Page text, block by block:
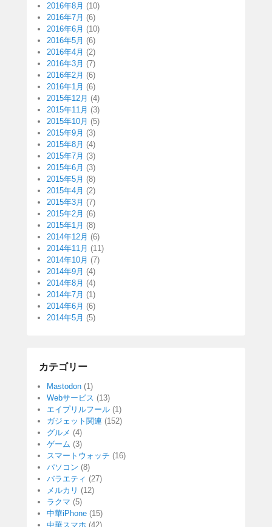
2016年8月 (10)
2016年7月 (6)
2016年6月 (10)
2016年5月 (6)
2016年4月 (2)
2016年3月 (7)
2016年2月 (6)
2016年1月 (6)
2015年12月 (4)
2015年11月 (3)
2015年10月 (5)
2015年9月 (3)
2015年8月 (4)
2015年7月 (3)
2015年6月 (3)
2015年5月 (8)
2015年4月 (2)
2015年3月 (7)
2015年2月 (6)
2015年1月 (8)
2014年12月 (6)
2014年11月 (11)
2014年10月 (7)
2014年9月 (4)
2014年8月 (4)
2014年7月 (1)
2014年6月 (6)
2014年5月 (5)
カテゴリー
Mastodon (1)
Webサービス (13)
エイプリルフール (1)
ガジェット関連 (152)
グルメ (4)
ゲーム (3)
スマートウォッチ (16)
パソコン (8)
バラエティ (27)
メルカリ (12)
ラクマ (5)
中華iPhone (15)
中華スマホ (42)